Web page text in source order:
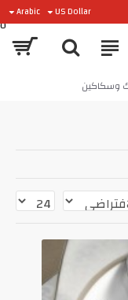
US Dollar
Arabic
0
وسكاكين